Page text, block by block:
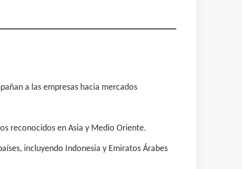
a las empresas hacia mercados
reconocidos en Asia y Medio Oriente.
incluyendo Indonesia y Emiratos Árabes